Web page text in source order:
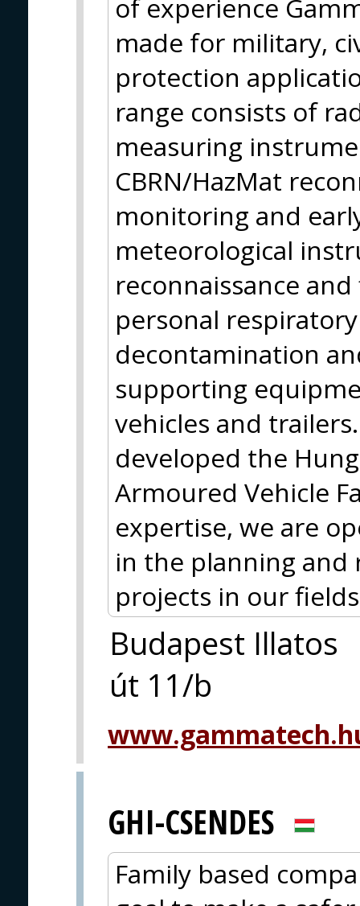
of experience
made for military,
protection
range consists of
measuring
CBRN/HazMat
monitoring and
meteorological
reconnaissance
personal
decontamination
supporting
vehicles and
developed the
Armoured Vehicle
expertise, we are
in the planning and
projects in our
Budapest Illatos
út 11/b
GHI-CSENDES
Family based